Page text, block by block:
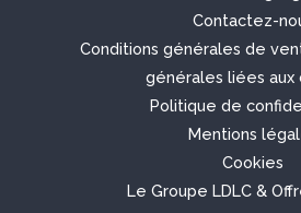
Contactez-
Conditions générales de
générales liées aux
Politique de
Mentions
Cookies
LeGroupe LDLC &